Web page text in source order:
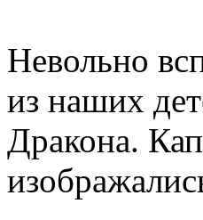
Невольно
из наших
Дракона.